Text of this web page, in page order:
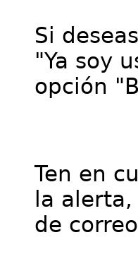
Si
"Ya soy
opción
Ten en
la
de